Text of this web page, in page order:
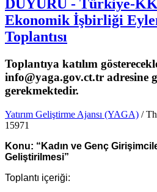
DUYURU - Türkiye-
Ekonomik İşbirliği
Toplantısı
Toplantıya katılım
info@yaga.gov.ct.tr adresine
gerekmektedir.
Yatırım Geliştirme Ajansı (YAGA) /
15971
Konu: “Kadın ve Genç
Geliştirilmesi”
Toplantı içeriği: